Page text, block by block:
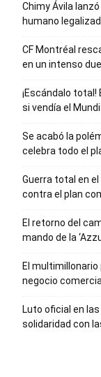
Chimy Ávila
humano
CF Montréal
en un intenso
¡Escándalo total!
si vendía el
Se acabó la
celebra todo el
Guerra total en
contra el plan
El retorno del
mando de la
El multimillonario
negocio comercial
Luto oficial en
solidaridad con